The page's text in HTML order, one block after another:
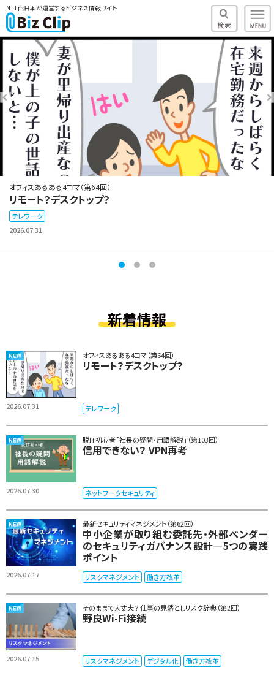
NTT西日本が運営するビジネス情報サイト
オフィスあるある4コマ（第64回）
リモート？デスクトップ？
テレワーク
2026.07.31
新着情報
オフィスあるある4コマ（第64回）
リモート？デスクトップ？
2026.07.31 テレワーク
脱IT初心者「社長の疑問・用語解説」（第103回）
信用できない？ VPN再考
2026.07.30 ネットワークセキュリティ
最新セキュリティマネジメント（第62回）
中小企業が取り組む委託先・外部ベンダー
のセキュリティガバナンス設計―5つの実践
ポイント
2026.07.17 リスクマネジメント 働き方改革
そのままで大丈夫？ 仕事の見落としリスク辞典（第2回）
野良Wi-Fi接続
2026.07.15 リスクマネジメント デジタル化 働き方改革